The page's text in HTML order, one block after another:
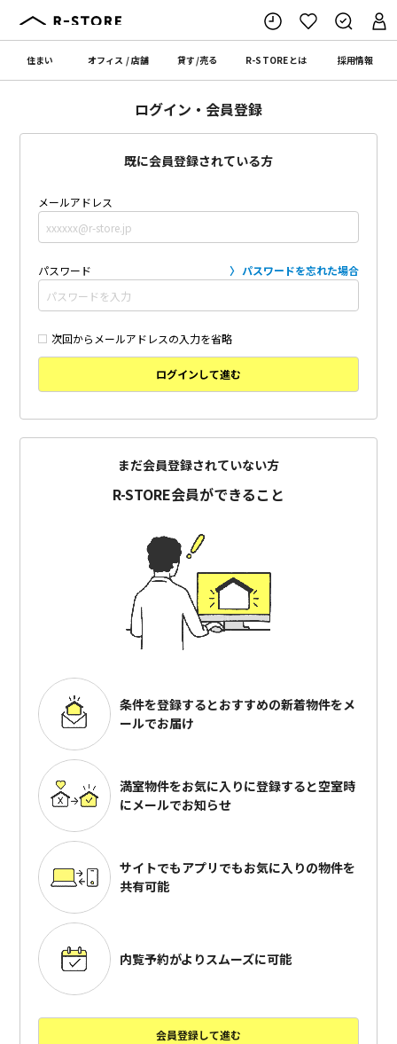
住まい オフィス /店舗 貸す/売る R-STOREとは 採用情報
ログイン・会員登録
既に会員登録されている方
メールアドレス
パスワード パスワードを忘れた場合
次回からメールアドレスの入力を省略
ログインして進む
まだ会員登録されていない方
R-STORE会員ができること
条件を登録するとおすすめの新着物件をメ
ールでお届け
満室物件をお気に入りに登録すると空室時
にメールでお知らせ
サイトでもアプリでもお気に入りの物件を
共有可能
内覧予約がよりスムーズに可能
会員登録して進む